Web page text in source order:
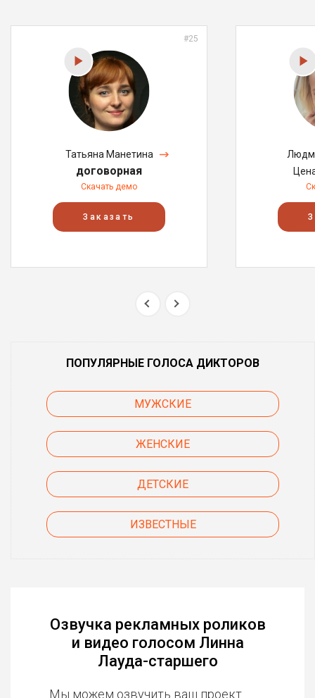
#25
Татьяна Манетина
договорная
Скачать демо
Заказать
ПОПУЛЯРНЫЕ ГОЛОСА ДИКТОРОВ
МУЖСКИЕ
ЖЕНСКИЕ
ДЕТСКИЕ
ИЗВЕСТНЫЕ
Озвучка рекламных роликов
и видео голосом Линна
Лауда-старшего
Мы можем озвучить ваш проект